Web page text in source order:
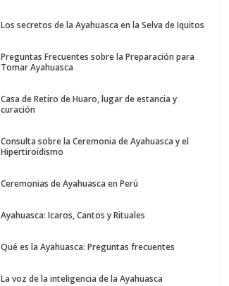
Los secretos de la Ayahuasca en la Selva de Iquitos
Preguntas Frecuentes sobre la Preparación para
Tomar Ayahuasca
Casa de Retiro de Huaro, lugar de estancia y
curación
Consulta sobre la Ceremonia de Ayahuasca y el
Hipertiroidismo
Ceremonias de Ayahuasca en Perú
Ayahuasca: Icaros, Cantos y Rituales
Qué es la Ayahuasca: Preguntas frecuentes
La voz de la inteligencia de la Ayahuasca